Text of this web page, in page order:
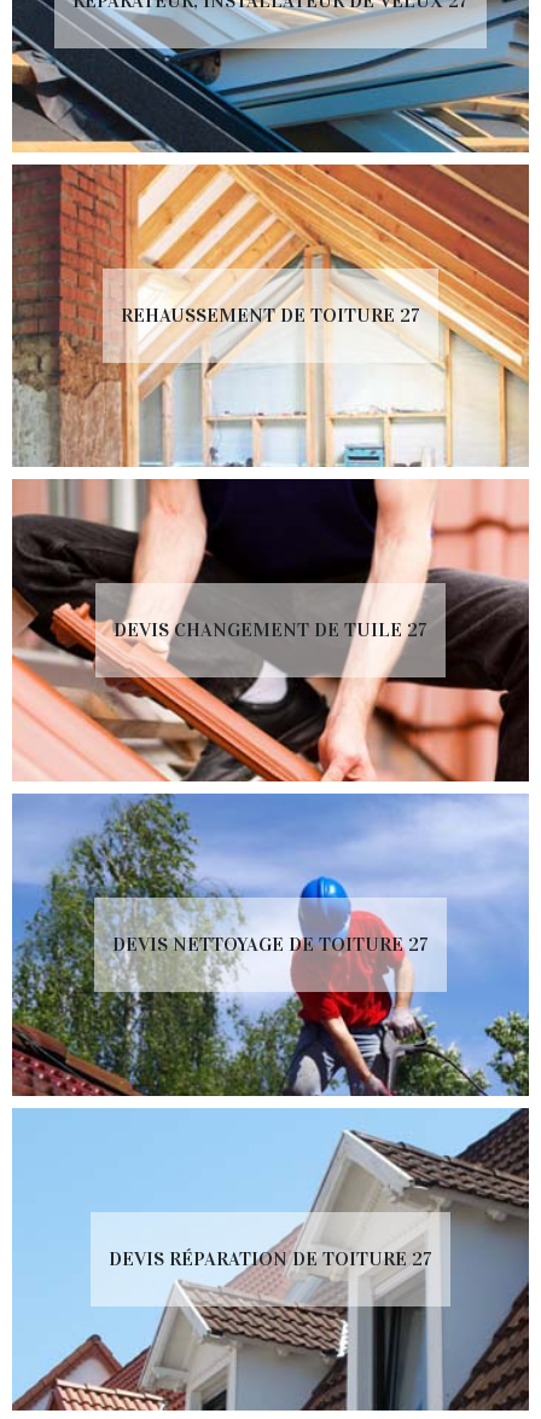
REHAUSSEMENT DE TOITURE 27
DEVIS CHANGEMENT DE TUILE 27
DEVIS NETTOYAGE DE TOITURE 27
DEVIS RÉPARATION DE TOITURE 27